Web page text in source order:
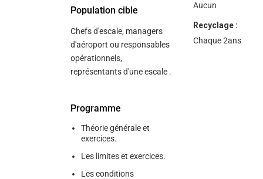
Population cible
Chefs d'escale, managers
d'aéroport ou responsables
opérationnels,
représentants d'une escale .
Programme
Théorie générale et
exercices.
Les limites et exercices.
Les conditions
Aucun
Recyclage :
Chaque 2ans